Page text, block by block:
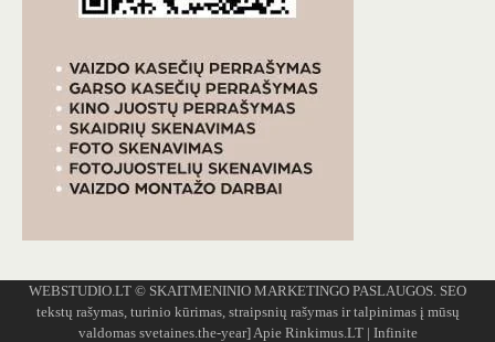
WEBSTUDIO.LT © SKAITMENINIO MARKETINGO PASLAUGOS. SEO
tekstų rašymas, turinio kūrimas, straipsnių rašymas ir talpinimas į mūsų
valdomas svetaines.the-year] Apie Rinkimus.LT| Infinite